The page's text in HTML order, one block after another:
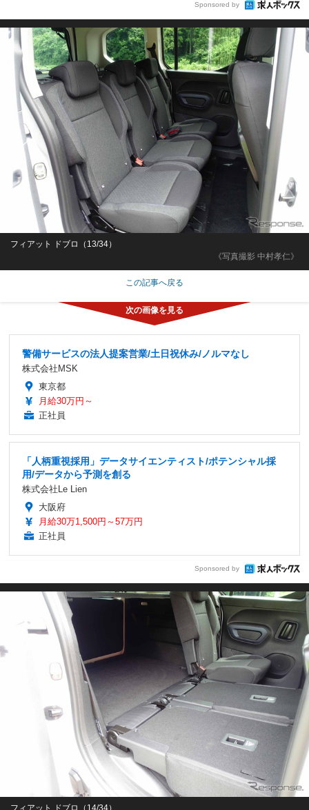
Sponsored by
《写真撮影 中村孝仁》
フィアット ドブロ（13/34）
この記事へ戻る
警備サービスの法人提案営業/土日祝休み/ノルマなし
株式会社MSK
東京都
月給30万円～
正社員
「人柄重視採用」データサイエンティスト/ポテンシャル採
用/データから予測を創る
株式会社Le Lien
大阪府
月給30万1,500円～57万円
正社員
Sponsored by
フィアット ドブロ（14/34）